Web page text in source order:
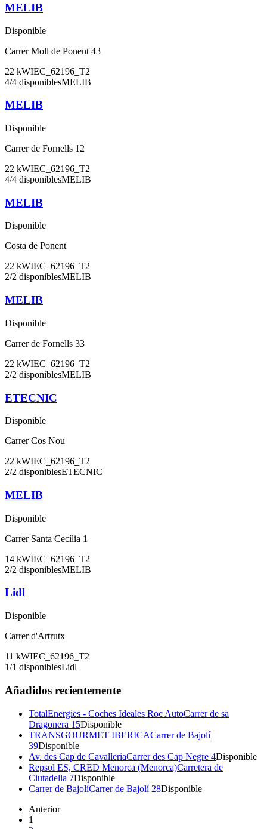
MELIB
Disponible
Carrer Moll de Ponent 43
22 kWIEC_62196_T2
4/4 disponiblesMELIB
MELIB
Disponible
Carrer de Fornells 12
22 kWIEC_62196_T2
4/4 disponiblesMELIB
MELIB
Disponible
Costa de Ponent
22 kWIEC_62196_T2
2/2 disponiblesMELIB
MELIB
Disponible
Carrer de Fornells 33
22 kWIEC_62196_T2
2/2 disponiblesMELIB
ETECNIC
Disponible
Carrer Cos Nou
22 kWIEC_62196_T2
2/2 disponiblesETECNIC
MELIB
Disponible
Carrer Santa Cecília 1
14 kWIEC_62196_T2
2/2 disponiblesMELIB
Lidl
Disponible
Carrer d'Artrutx
11 kWIEC_62196_T2
1/1 disponiblesLidl
Añadidos recientemente
TotalEnergies - Coches Ideales Roc AutoCarrer de sa
Dragonera 15Disponible
TRANSGOURMET IBERICACarrer de Bajolí
39Disponible
Av. des Cap de CavalleriaCarrer des Cap Negre 4Disponible
Repsol ES, CRED Menorca (Menorca)Carretera de
Ciutadella 7Disponible
Carrer de BajolíCarrer de Bajolí 28Disponible
Anterior
1